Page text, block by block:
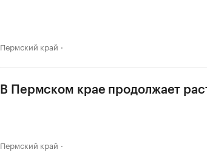
Пермский край
В Пермском крае продолжает
Пермский край